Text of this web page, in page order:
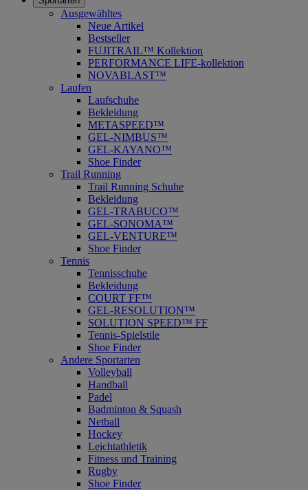
Ausgewähltes
Neue Artikel
Bestseller
FUJITRAIL™ Kollektion
PERFORMANCE LIFE-kollektion
NOVABLAST™
Laufen
Laufschuhe
Bekleidung
METASPEED™
GEL-NIMBUS™
GEL-KAYANO™
Shoe Finder
Trail Running
Trail Running Schuhe
Bekleidung
GEL-TRABUCO™
GEL-SONOMA™
GEL-VENTURE™
Shoe Finder
Tennis
Tennisschuhe
Bekleidung
COURT FF™
GEL-RESOLUTION™
SOLUTION SPEED™ FF
Tennis-Spielstile
Shoe Finder
Andere Sportarten
Volleyball
Handball
Padel
Badminton & Squash
Netball
Hockey
Leichtathletik
Fitness und Training
Rugby
Shoe Finder